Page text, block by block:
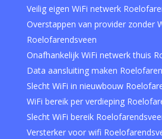
Veilig eigen WiFi netwerk
Overstappen van provider zonder
Roelofarendsveen
Onafhankelijk WiFi netwerk thuis
Data aansluiting maken
Slecht WiFi in nieuwbouw
WiFi bereik per verdieping
Slecht WiFi bereik
Versterker voor wifi